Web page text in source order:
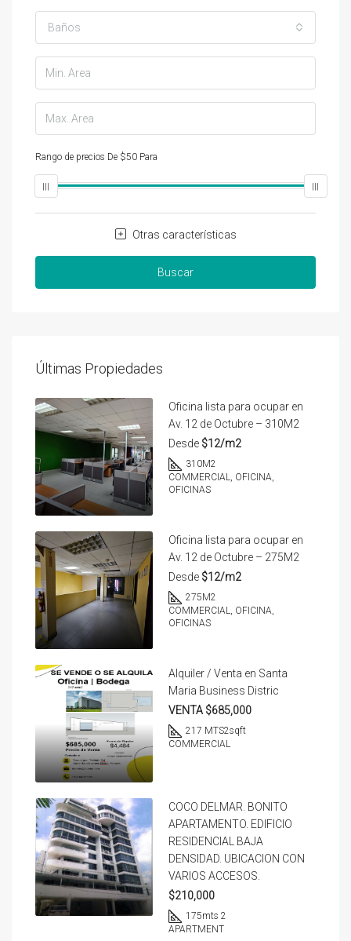
Baños
Rango de precios De $50 Para
Otras características
Buscar
Últimas Propiedades
Oficina lista para ocupar en
Av. 12 de Octubre – 310M2
Desde $12/m2
310M2
COMMERCIAL, OFICINA,
OFICINAS
Oficina lista para ocupar en
Av. 12 de Octubre – 275M2
Desde $12/m2
275M2
COMMERCIAL, OFICINA,
OFICINAS
Alquiler / Venta en Santa
Maria Business Distric
VENTA $685,000
217 MTS2sqft
COMMERCIAL
COCO DELMAR. BONITO
APARTAMENTO. EDIFICIO
RESIDENCIAL BAJA
DENSIDAD. UBICACION CON
VARIOS ACCESOS.
$210,000
175mts 2
APARTMENT